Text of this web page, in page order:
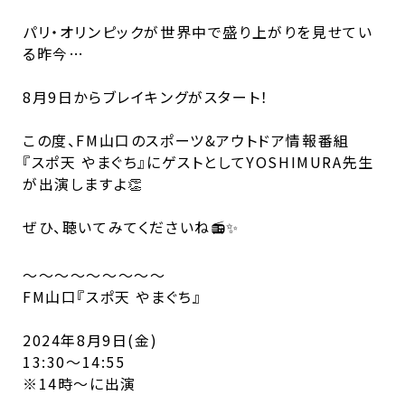
パリ・オリンピックが世界中で盛り上がりを見せてい
る昨今…
8月9日からブレイキングがスタート！
この度、FM山口のスポーツ&アウトドア情報番組
『スポ天 やまぐち』にゲストとしてYOSHIMURA先生
が出演しますよ👏
ぜひ、聴いてみてくださいね📻✨
〜〜〜〜〜〜〜〜〜
FM山口『スポ天 やまぐち』
2024年8月9日(金)
13:30〜14:55
※14時〜に出演